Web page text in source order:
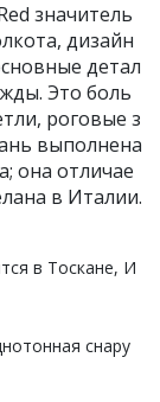
значитель
дизайн
детал
Это боль
роговые з
выполнена
она отличае
в Италии.
в Тоскане, И
снару